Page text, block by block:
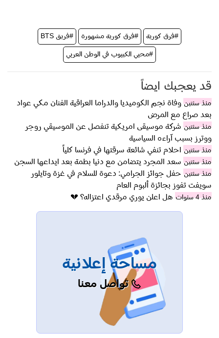
#فرق كورية #فرق كورية مشهورة #فريق BTS
#محبي الكيبوب في الوطن العربي
قد يعجبك ايضاً
منذ سنتين وفاة نجم الكوميديا والدراما العراقية الفنان مكي عواد
بعد صراع مع المرض
منذ سنتين شركة موسيقى امريكية تنفصل عن الموسيقي روجر
ووترز بسبب آراءه السياسية
منذ سنتين احلام تنفي شائعة سرقتها في فرنسا كلياً
منذ سنتين سعد المجرد يتضامن مع دنيا بطمة بعد ايداعها السجن
منذ سنتين حفل جوائز الجرامي: دعوة للسلام في غزة وتايلور
سويفت تفوز بجائزة ألبوم العام
منذ 4 سنوات هل اعلن يوري مرقدي اعتزاله؟ 💔
مساحة إعلانية
تواصل معنا